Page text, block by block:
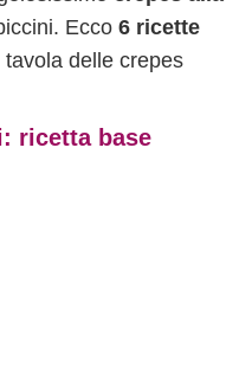
Ecco 6 ricette
delle crepes
ricetta base